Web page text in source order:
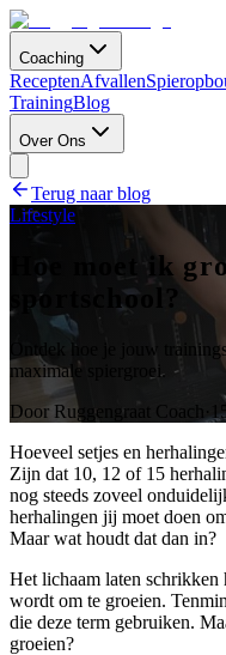
Coaching
ReceptenAfvallen
TrainingBlog
Over Ons
Terug naar blog
Lifestyle
Hoe moet ik
sportschool?
Ontdek hoe je jouw
maximale spiergroei.
Door Ruggengraat Coach
Hoeveel setjes en
Zijn dat 10, 12 of 15
nog steeds zoveel
herhalingen jij moet doen
Maar wat houdt dat dan in?
Het lichaam laten
wordt om te groeien.
die deze term gebruiken.
groeien?